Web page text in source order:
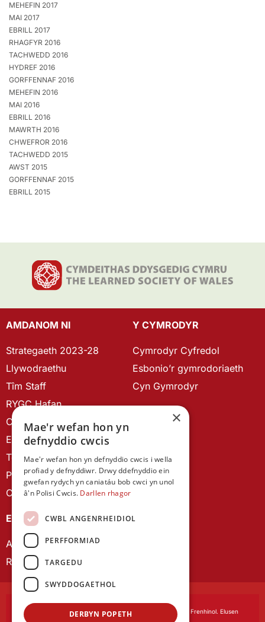
MEHEFIN 2017
MAI 2017
EBRILL 2017
RHAGFYR 2016
TACHWEDD 2016
HYDREF 2016
GORFFENNAF 2016
MEHEFIN 2016
MAI 2016
EBRILL 2016
MAWRTH 2016
CHWEFROR 2016
TACHWEDD 2015
AWST 2015
GORFFENNAF 2015
EBRILL 2015
AMDANOM NI
Strategaeth 2023-28
Llywodraethu
Tîm Staff
RYGC Hafan
Canllawiau brandio
Ein Hanes
Telerau ac Amodau
Polisi Preifatrwydd
Cysylltu â ni
Y CYMRODYR
Cymrodyr Cyfredol
Esbonio’r gymrodoriaeth
Cyn Gymrodyr
EIN CYHOEDDIADAU
Astudiaethau Cymreig
Rhwydwaith Ymchwil Gyrfa Cynnar
Cymdeithas Ddysgedig Cymru, corfforedig drwy Siarter Frenhinol. Elusen
×
Mae'r wefan hon yn
defnyddio cwcis
Mae'r wefan hon yn defnyddio cwcis i wella
profiad y defnyddiwr. Drwy ddefnyddio ein
gwefan rydych yn caniatáu bob cwci yn unol
â'n Polisi Cwcis. Darllen rhagor
CWBL ANGENRHEIDIOL
PERFFORMIAD
TARGEDU
SWYDDOGAETHOL
DERBYN POPETH